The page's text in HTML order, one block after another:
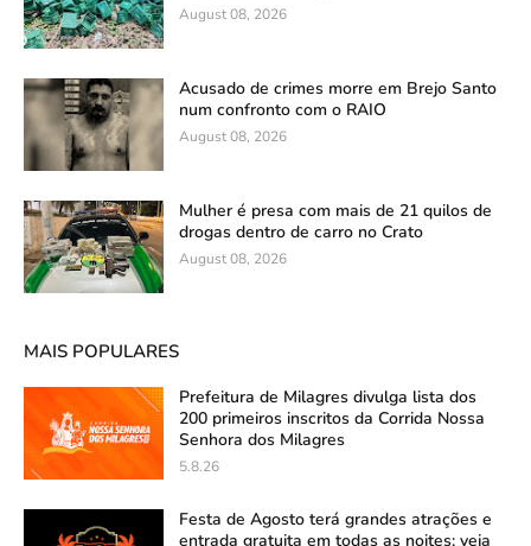
August 08, 2026
Acusado de crimes morre em Brejo Santo
num confronto com o RAIO
August 08, 2026
Mulher é presa com mais de 21 quilos de
drogas dentro de carro no Crato
August 08, 2026
MAIS POPULARES
Prefeitura de Milagres divulga lista dos
200 primeiros inscritos da Corrida Nossa
Senhora dos Milagres
5.8.26
Festa de Agosto terá grandes atrações e
entrada gratuita em todas as noites; veja